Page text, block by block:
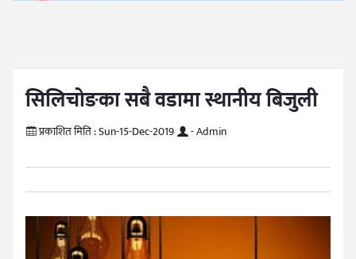
सिलिचोङका सबै वडामा स्थानीय बिजुली
प्रकाशित मिति :Sun-15-Dec-2019 - Admin